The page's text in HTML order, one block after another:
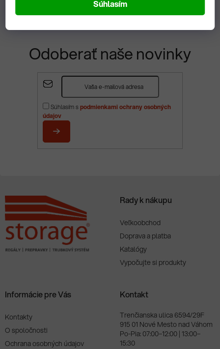
Súhlasím
Odoberať naše novinky
Súhlasím spodmienkami ochrany osobných
údajov
PRIHLÁSIŤ
Rady k nákupu
Veľkoobchod
Doprava a platba
Katalógy
Vypočujte si produkty
Informácie pre Vás
Kontakty
O spoločnosti
Ochrana osobných údajov
Kontakt
Trenčianska ulica 6594/29F
915 01 Nové Mesto nad Váhom
Po-Pia: 07:00–12:00 | 13:00–
15:30